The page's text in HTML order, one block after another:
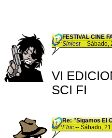
FESTIVAL CINE
Siniest-- Sábado,
VI
SCI FI
Re: "Sigamos El
Elric -- Sábado,